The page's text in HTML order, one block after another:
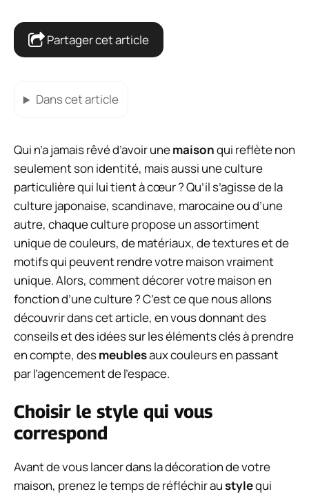
Partager cet article
Dans cet article
Qui n’a jamais rêvé d’avoir unemaisonqui reflète non
seulement son identité, mais aussi une culture
particulière qui lui tient à cœur ? Qu’il s’agisse de la
culture japonaise, scandinave, marocaine ou d’une
autre, chaque culture propose un assortiment
unique de couleurs, de matériaux, de textures et de
motifs qui peuvent rendre votre maison vraiment
unique. Alors, comment décorer votre maison en
fonction d’une culture ? C’est ce que nous allons
découvrir dans cet article, en vous donnant des
conseils et des idées sur les éléments clés à prendre
en compte, desmeublesaux couleurs en passant
par l’agencement de l’espace.
Choisir le style qui vous
correspond
Avant de vous lancer dans la décoration de votre
maison, prenez le temps de réfléchir austylequi